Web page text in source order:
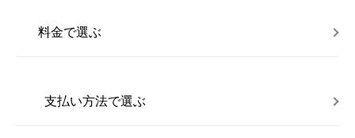
料金で選ぶ
支払い方法で選ぶ